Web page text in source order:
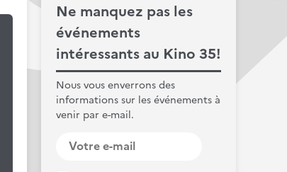
Ne manquez pas les
événements
intéressants au Kino 35!
Nous vous enverrons des
informations sur les événements à
venir par e-mail.